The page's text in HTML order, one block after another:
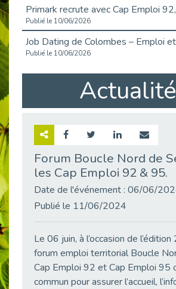
Publié le 10/06/2026
Publié le 10/06/2026
Publié le 09/06/2026
Publié le 22/05/2026
Publié le 21/05/2026
Forum Boucle Nord de
les Cap Emploi 92 & 95.
Date de l'événement : 06/06/
Publié le 11/06/2024
Le 06 juin, à l’occasion de
forum emploi territorial Boucle
Cap Emploi 92 et Cap Emploi 95
commun pour assurer l’accueil,